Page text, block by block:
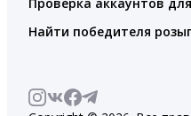
Найти победителя